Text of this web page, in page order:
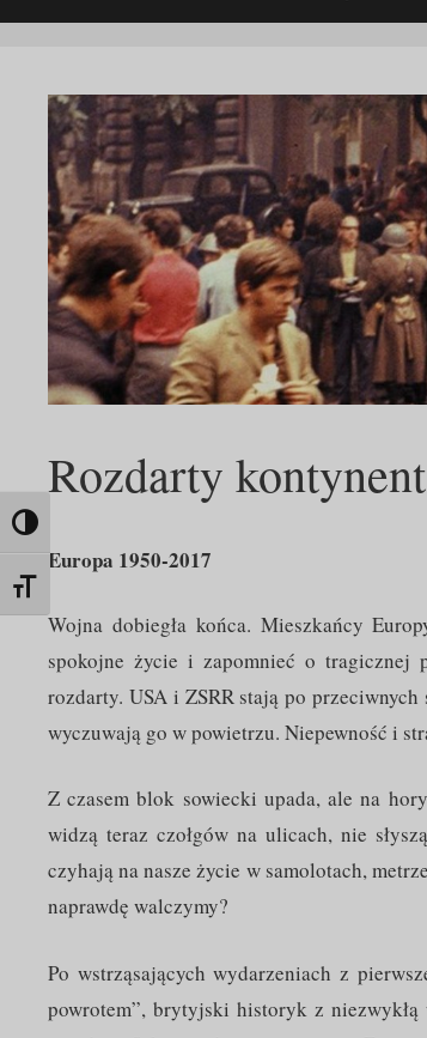
Toggle High Contrast
Toggle Font size
Rozdarty
Europa 1950-2017
Wojna dobiegła końca. Mieszkańcy
spokojne życie i zapomnieć o tragicznej
rozdarty. USA i ZSRR stają po
wyczuwają go w powietrzu. Niepewność i
Z czasem blok sowiecki upada, ale na
widzą teraz czołgów na ulicach, nie
czyhają na nasze życie w samolotach,
naprawdę walczymy?
Po wstrząsających wydarzeniach z
powrotem”, brytyjski historyk z